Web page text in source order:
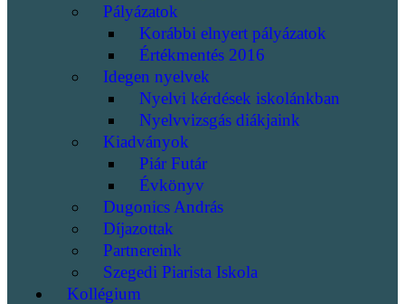
Pályázatok
Korábbi elnyert pályázatok
Értékmentés 2016
Idegen nyelvek
Nyelvi kérdések iskolánkban
Nyelvvizsgás diákjaink
Kiadványok
Piár Futár
Évkönyv
Dugonics András
Díjazottak
Partnereink
Szegedi Piarista Iskola
Kollégium